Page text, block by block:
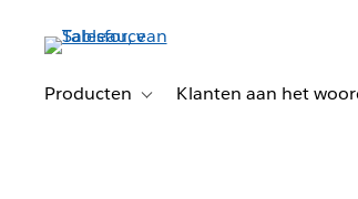
Producten
Toggle sub-navigation for
Klanten aan het